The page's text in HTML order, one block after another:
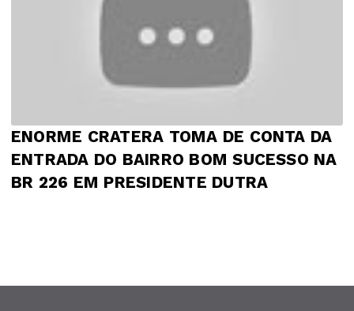
ENORME CRATERA TOMA DE CONTA DA
ENTRADA DO BAIRRO BOM SUCESSO NA
BR 226 EM PRESIDENTE DUTRA